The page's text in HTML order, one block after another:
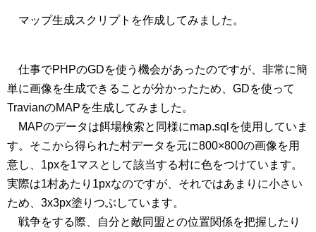
マップ生成スクリプトを作成してみました。
仕事でPHPのGDを使う機会があったのですが、非常に簡
単に画像を生成できることが分かったため、GDを使って
TravianのMAPを生成してみました。
MAPのデータは餌場検索と同様にmap.sqlを使用していま
す。そこから得られた村データを元に800×800の画像を用
意し、1pxを1マスとして該当する村に色をつけています。
実際は1村あたり1pxなのですが、それではあまりに小さい
ため、3x3px塗りつぶしています。
戦争をする際、自分と敵同盟との位置関係を把握したり